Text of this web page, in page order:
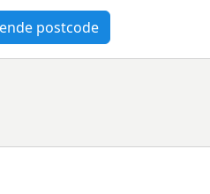
postcode